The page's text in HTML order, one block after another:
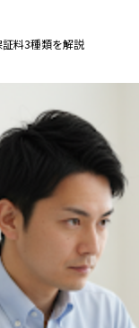
料3種類を解説